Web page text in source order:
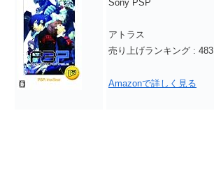
Sony PSP
アトラス
売り上げランキング : 483
Amazonで詳しく見る